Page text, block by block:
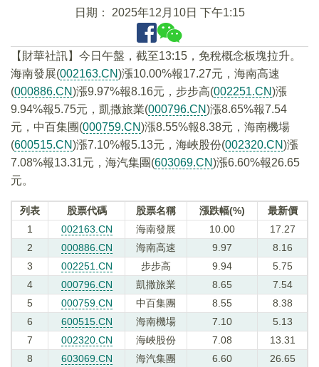
日期： 2025年12月10日 下午1:15
【財華社訊】今日午盤，截至13:15，免稅概念板塊拉升。
海南發展(002163.CN)漲10.00%報17.27元，海南高速
(000886.CN)漲9.97%報8.16元，步步高(002251.CN)漲
9.94%報5.75元，凱撒旅業(000796.CN)漲8.65%報7.54
元，中百集團(000759.CN)漲8.55%報8.38元，海南機場
(600515.CN)漲7.10%報5.13元，海峽股份(002320.CN)漲
7.08%報13.31元，海汽集團(603069.CN)漲6.60%報26.65
元。
列表 股票代碼 股票名稱 漲跌幅(%)
最新價
1
002163.CN 海南發展 10.00
17.27
2
000886.CN 海南高速 9.97
8.16
3
002251.CN 步步高 9.94
5.75
4
000796.CN 凱撒旅業 8.65
7.54
5
000759.CN 中百集團 8.55
8.38
6
600515.CN 海南機場 7.10
5.13
7
002320.CN 海峽股份 7.08
13.31
8
603069.CN 海汽集團 6.60 26.65